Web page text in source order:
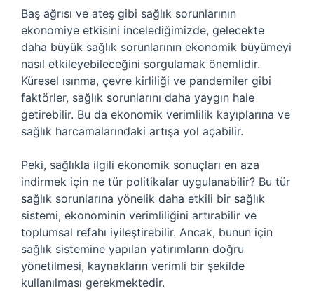
Baş ağrısı ve ateş gibi sağlık sorunlarının
ekonomiye etkisini incelediğimizde, gelecekte
daha büyük sağlık sorunlarının ekonomik büyümeyi
nasıl etkileyebileceğini sorgulamak önemlidir.
Küresel ısınma, çevre kirliliği ve pandemiler gibi
faktörler, sağlık sorunlarını daha yaygın hale
getirebilir. Bu da ekonomik verimlilik kayıplarına ve
sağlık harcamalarındaki artışa yol açabilir.
Peki, sağlıkla ilgili ekonomik sonuçları en aza
indirmek için ne tür politikalar uygulanabilir? Bu tür
sağlık sorunlarına yönelik daha etkili bir sağlık
sistemi, ekonominin verimliliğini artırabilir ve
toplumsal refahı iyileştirebilir. Ancak, bunun için
sağlık sistemine yapılan yatırımların doğru
yönetilmesi, kaynakların verimli bir şekilde
kullanılması gerekmektedir.